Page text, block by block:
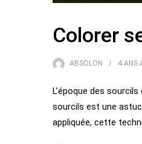
Colorer
ABSOLON 4 ANS
L’époque des
sourcils est une
appliquée, cette